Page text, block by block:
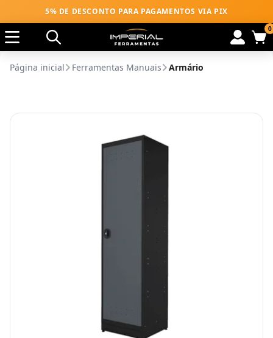
5% DE DESCONTO PARA PAGAMENTOS VIA PIX
0
Página inicial Ferramentas Manuais Armário